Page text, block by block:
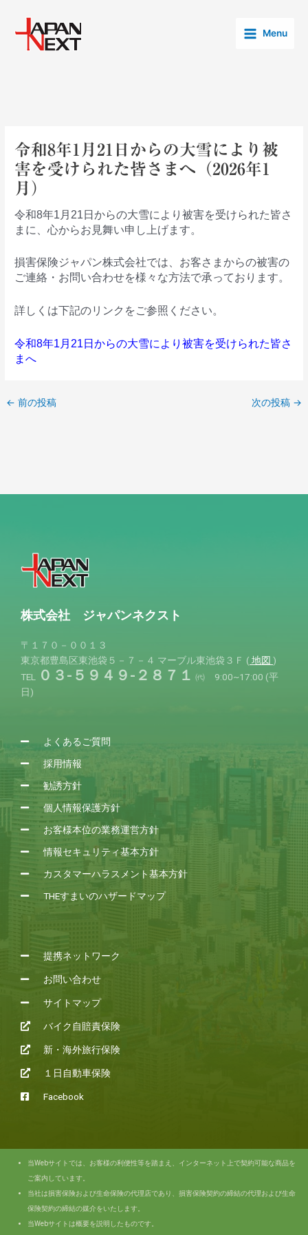
Menu
Menu
令和8年1月21日からの大雪により被
害を受けられた皆さまへ（2026年1
月）
令和8年1月21日からの大雪により被害を受けられた皆さ
まに、心からお見舞い申し上げます。
損害保険ジャパン株式会社では、お客さまからの被害の
ご連絡・お問い合わせを様々な方法で承っております。
詳しくは下記のリンクをご参照ください。
令和8年1月21日からの大雪により被害を受けられた皆さ
まへ
navigation
← 前の投稿 次の投稿 →
株式会社 ジャパンネクスト
〒１７０－００１３
東京都豊島区東池袋５－７－４ マーブル東池袋３Ｆ ( 地図 )
TEL
０３-５９４９-２８７１ ㈹ 9:00~17:00 (平
日)
よくあるご質問
採用情報
勧誘方針
個人情報保護方針
お客様本位の業務運営方針
情報セキュリティ基本方針
カスタマーハラスメント基本方針
THEすまいのハザードマップ
提携ネットワーク
お問い合わせ
サイトマップ
バイク自賠責保険
新・海外旅行保険
１日自動車保険
Facebook
当Webサイトでは、お客様の利便性等を踏まえ、インターネット上で契約可能な商品を
ご案内しています。
当社は損害保険および生命保険の代理店であり、損害保険契約の締結の代理および生命
保険契約の締結の媒介をいたします。
当Webサイトは概要を説明したものです。